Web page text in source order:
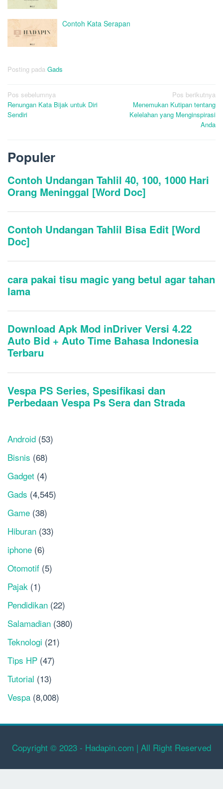
Contoh Kata Serapan
Posting pada Gads
Navigasi
pos
Pos sebelumnya
Renungan Kata Bijak untuk Diri
Sendiri
Pos berikutnya
Menemukan Kutipan tentang
Kelelahan yang Menginspirasi
Anda
Populer
Android (53)
Bisnis (68)
Gadget (4)
Gads (4,545)
Game (38)
Hiburan (33)
iphone (6)
Otomotif (5)
Pajak (1)
Pendidikan (22)
Salamadian (380)
Teknologi (21)
Tips HP (47)
Tutorial (13)
Vespa (8,008)
Copyright © 2023 - Hadapin.com | All Right Reserved